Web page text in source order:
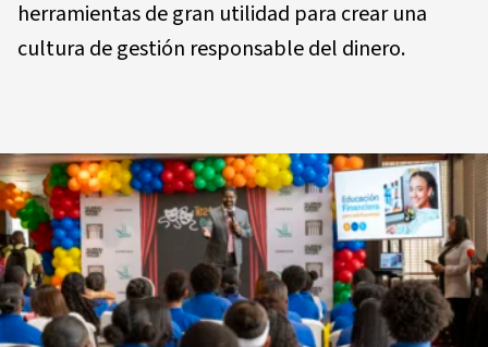
herramientas de gran utilidad para crear una
cultura de gestión responsable del dinero.